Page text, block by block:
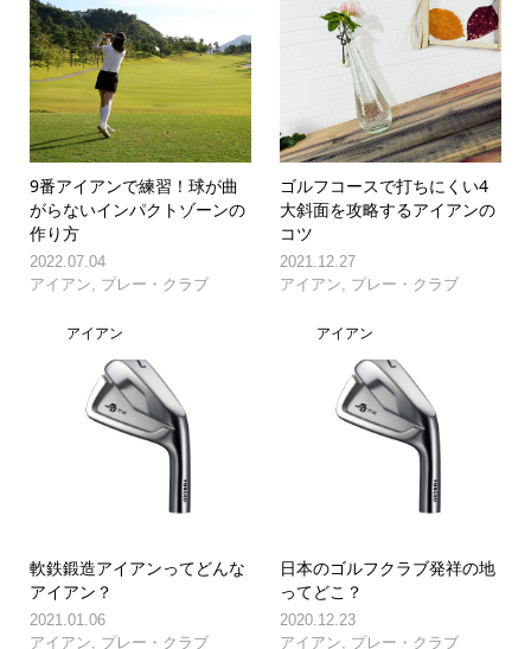
9番アイアンで練習！球が曲
がらないインパクトゾーンの
作り方
2022.07.04
アイアン
プレー・クラブ
ゴルフコースで打ちにくい4
大斜面を攻略するアイアンの
コツ
2021.12.27
アイアン
プレー・クラブ
アイアン
軟鉄鍛造アイアンってどんな
アイアン？
2021.01.06
アイアン, プレー・クラブ
アイアン
日本のゴルフクラブ発祥の地
ってどこ？
2020.12.23
アイアン, プレー・クラブ